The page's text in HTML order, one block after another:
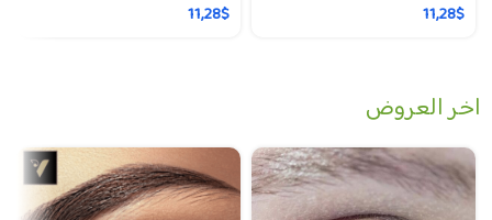
11,28$
11,28$
اخر العروض